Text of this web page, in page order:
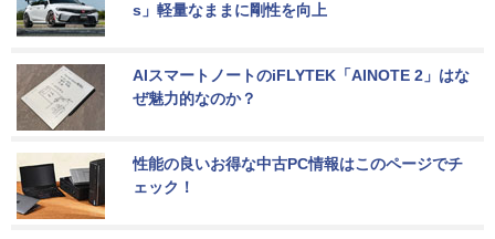
s」軽量なままに剛性を向上
AIスマートノートのiFLYTEK「AINOTE 2」はな
ぜ魅力的なのか？
性能の良いお得な中古PC情報はこのページでチ
ェック！